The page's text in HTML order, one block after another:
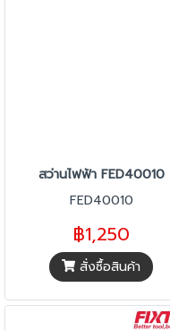
สว่านไฟฟ้า FED40010
FED40010
฿1,250
สั่งซื้อสินค้า